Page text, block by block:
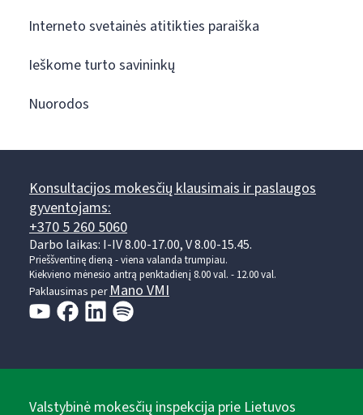
Interneto svetainės atitikties paraiška
Ieškome turto savininkų
Nuorodos
Konsultacijos mokesčių klausimais ir paslaugos
gyventojams:
+370 5 260 5060
Darbo laikas: I-IV 8.00-17.00, V 8.00-15.45.
Prieššventinę dieną - viena valanda trumpiau.
Kiekvieno mėnesio antrą penktadienį 8.00 val. - 12.00 val.
Paklausimas perMano VMI
Valstybinė mokesčių inspekcija prie Lietuvos